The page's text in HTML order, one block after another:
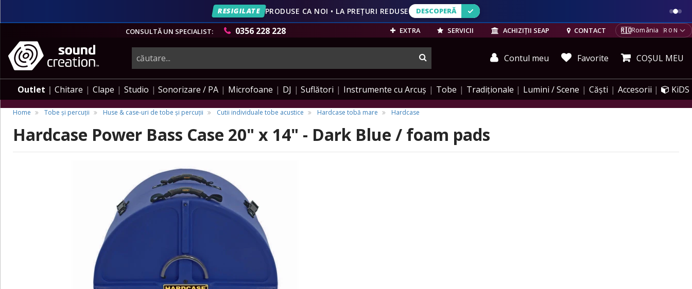
VEZI OFERTELE
RESIGILATE PRODUSE CA NOI • LA PREȚURI REDUSE DESCOPERĂ
DESCOPERĂ
CONSULTĂ UN SPECIALIST:
0356 228 228 EXTRA SERVICII ACHIZIȚII SEAP CONTACT 🇷🇴România RON
instrumente
muzicale,
echipamente
pro-
Contul meu Favorite COȘUL MEU
Outlet Chitare Clape Studio Sonorizare / PA Microfoane DJ Suflători Instrumente cu Arcuș Tobe Tradiționale Lumini / Scene Căști Accesorii KiDS
Home Tobe și percuții Huse & case-uri de tobe și percuții Cutii individuale tobe acustice Hardcase tobă mare Hardcase
Hardcase Power Bass Case 20" x 14" - Dark Blue / foam pads